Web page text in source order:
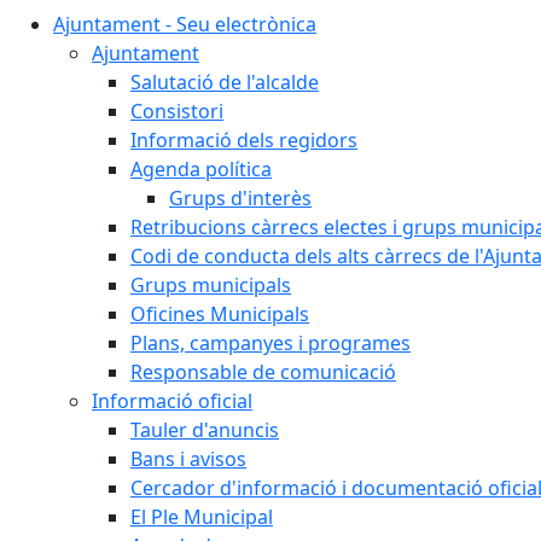
Ajuntament - Seu electrònica
Ajuntament
Salutació de l'alcalde
Consistori
Informació dels regidors
Agenda política
Grups d'interès
Retribucions càrrecs electes i grups
Codi de conducta dels alts càrrecs de
Grups municipals
Oficines Municipals
Plans, campanyes i programes
Responsable de comunicació
Informació oficial
Tauler d'anuncis
Bans i avisos
Cercador d'informació i documentació
El Ple Municipal